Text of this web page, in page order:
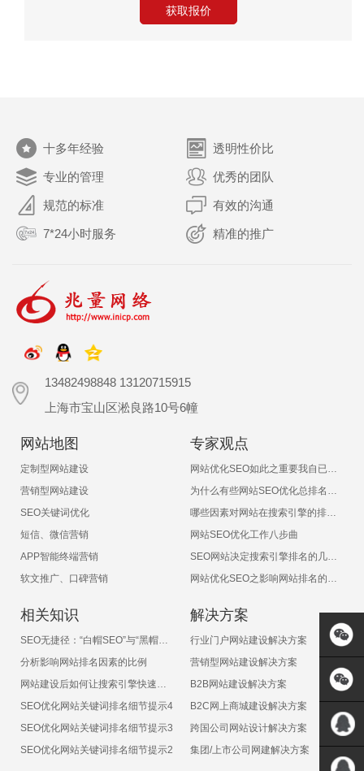
获取报价
十多年经验 透明性价比
专业的管理 优秀的团队
规范的标准 有效的沟通
7*24小时服务 精准的推广
13482498848 13120715915
上海市宝山区淞良路10号6幢
网站地图
定制型网站建设
营销型网站建设
SEO关键词优化
短信、微信营销
APP智能终端营销
软文推广、口碑营销
专家观点
网站SEO优化工作八步曲
相关知识
分析影响网站排名因素的比例
SEO优化网站关键词排名细节提示4
SEO优化网站关键词排名细节提示3
SEO优化网站关键词排名细节提示2
解决方案
行业门户网站建设解决方案
营销型网站建设解决方案
B2B网站建设解决方案
B2C网上商城建设解决方案
跨国公司网站设计解决方案
集团/上市公司网建解决方案